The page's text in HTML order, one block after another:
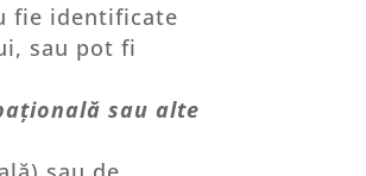
fie identificate
sau pot fi
sau alte